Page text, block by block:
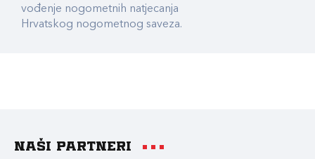
vođenje nogometnih natjecanja
Hrvatskog nogometnog saveza.
Naši partneri